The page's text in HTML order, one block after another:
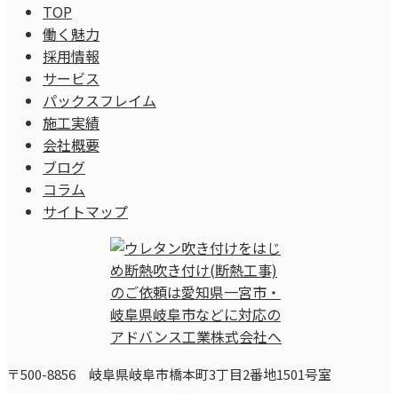
TOP
働く魅力
採用情報
サービス
パックスフレイム
施工実績
会社概要
ブログ
コラム
サイトマップ
〒500-8856 岐阜県岐阜市橋本町3丁目2番地1501号室